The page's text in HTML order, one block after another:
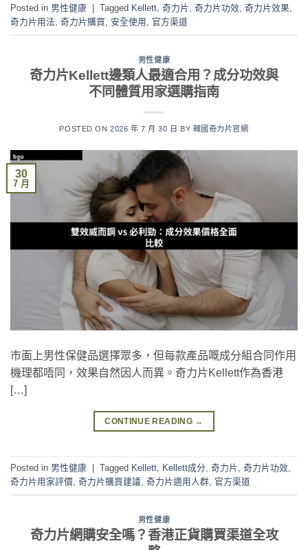
Posted in 男性健康 Tagged Kellett, 奇力片, 奇力片功效, 奇力片效果,
奇力片用法, 奇力片購買, 安全使用 , 官方渠道
男性健康
奇力片Kellett邊類人最適合用？成分功效與
不同體質用家選購指南
POSTED ON2026 年 7 月 30 日 BY 韓國奇力片官網
30
7 月
市面上男性保健品選擇眾多，但每款產品嘅成分組合同作用
機理都唔同，效果自然因人而異。奇力片Kellett作為香港
[…]
CONTINUE READING →
Posted in 男性健康 Tagged Kellett, Kellett成分, 奇力片, 奇力片功效,
奇力片用家評價, 奇力片購買建議, 奇力片適用人群, 官方渠道
男性健康
奇力片網購安全嗎？香港正貨購買渠道全攻